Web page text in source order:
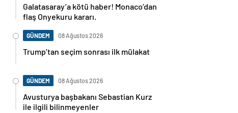
Galatasaray’a kötü haber! Monaco’dan
flaş Onyekuru kararı.
GÜNDEM 08 Ağustos 2026
Trump’tan seçim sonrası ilk mülakat
GÜNDEM 08 Ağustos 2026
Avusturya başbakanı Sebastian Kurz
ile ilgili bilinmeyenler